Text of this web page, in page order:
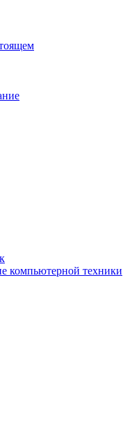
компьютерной техники